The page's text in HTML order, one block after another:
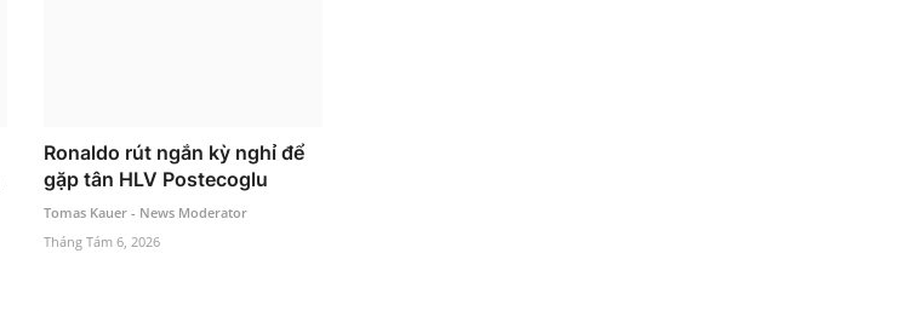
Ronaldo rút ngắn kỳ nghỉ để
gặp tân HLV Postecoglu
Tomas Kauer - News Moderator
Tháng Tám 6, 2026